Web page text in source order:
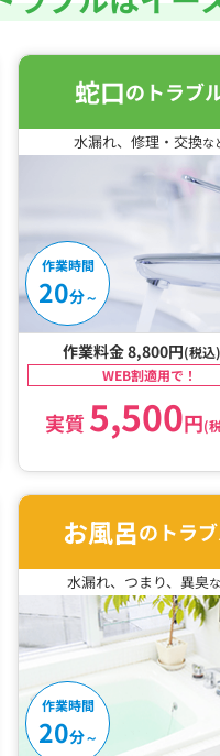
蛇口のトラブ
水漏れ、修理・交換な
作業時間
20分～
作業料金 8,800円(税込)
WEB割適用で！
実質 5,500円(
お風呂のトラ
水漏れ、つまり、異臭
作業時間
20分～